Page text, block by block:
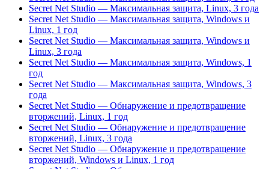
Secret Net Studio — Максимальная защита, Linux, 3 года
Secret Net Studio — Максимальная защита, Windows и
Linux, 1 год
Secret Net Studio — Максимальная защита, Windows и
Linux, 3 года
Secret Net Studio — Максимальная защита, Windows, 1
год
Secret Net Studio — Максимальная защита, Windows, 3
года
Secret Net Studio — Обнаружение и предотвращение
вторжений, Linux, 1 год
Secret Net Studio — Обнаружение и предотвращение
вторжений, Linux, 3 года
Secret Net Studio — Обнаружение и предотвращение
вторжений, Windows и Linux, 1 год